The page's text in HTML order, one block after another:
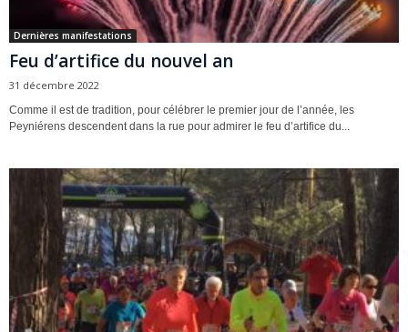
Dernières manifestations
Feu d’artifice du nouvel an
31 décembre 2022
Comme il est de tradition, pour célébrer le premier jour de l’année, les
Peyniérens descendent dans la rue pour admirer le feu d’artifice du...